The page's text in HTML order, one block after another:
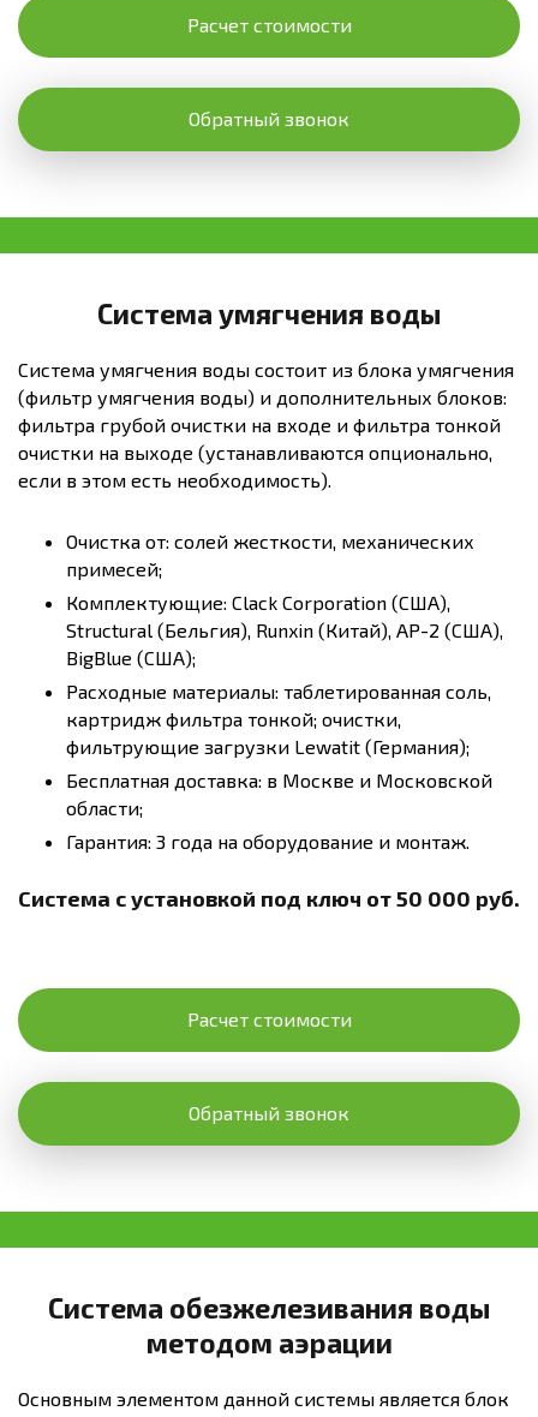
Расчет стоимости
Обратный звонок
Система умягчения воды
Система умягчения воды состоит из блока умягчения
(фильтр умягчения воды) и дополнительных блоков:
фильтра грубой очистки на входе и фильтра тонкой
очистки на выходе (устанавливаются опционально,
если в этом есть необходимость).
Очистка от: солей жесткости, механических
примесей;
Комплектующие: Clack Corporation (США),
Structural (Бельгия), Runxin (Китай), AP-2 (США),
BigBlue (США);
Расходные материалы: таблетированная соль,
картридж фильтра тонкой; очистки,
фильтрующие загрузки Lewatit (Германия);
Бесплатная доставка: в Москве и Московской
области;
Гарантия: 3 года на оборудование и монтаж.
Система с установкой под ключ от 50 000 руб.
Расчет стоимости
Обратный звонок
Система обезжелезивания воды
методом аэрации
Основным элементом данной системы является блок